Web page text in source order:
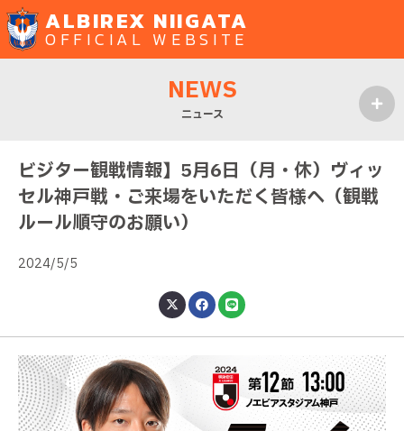
ALBIREX NIIGATA
OFFICIAL WEBSITE
NEWS
ニュース
ビジター観戦情報】5月6日（月・休）ヴィッ
セル神戸戦・ご来場をいただく皆様へ（観戦
ルール順守のお願い）
2024/5/5